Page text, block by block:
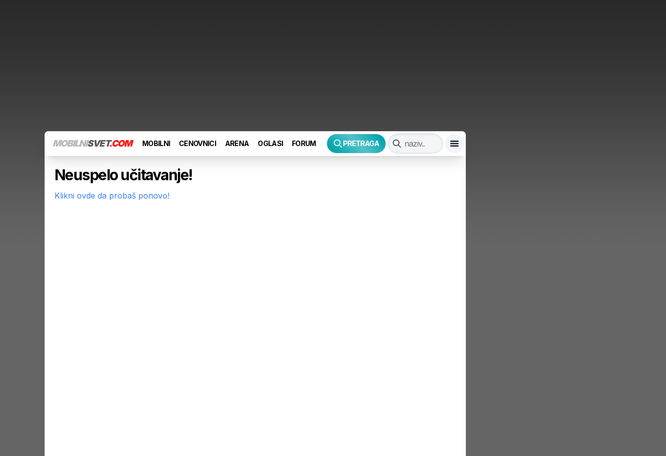
MOBILNISVET.COM MOBILNI CENOVNICI ARENA OGLASI FORUM PRETRAGA
Neuspelo učitavanje!
Klikni ovde da probaš ponovo!